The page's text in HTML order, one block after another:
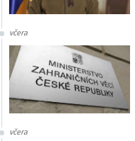
včera
včera